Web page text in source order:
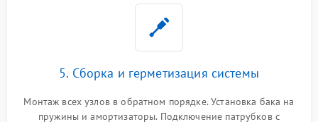
5. Сборка и герметизация системы
Монтаж всех узлов в обратном порядке. Установка бака на
пружины и амортизаторы. Подключение патрубков с